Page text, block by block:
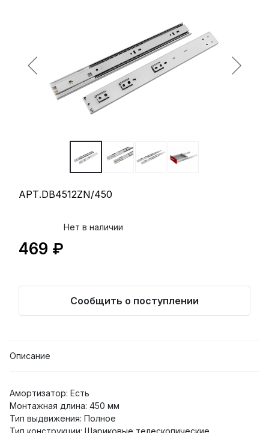
АРТ.DB4512ZN/450
469 ₽
Нет в наличии
Сообщить о поступлении
Описание
Амортизатор: Есть
Монтажная длина: 450 мм
Тип выдвижения: Полное